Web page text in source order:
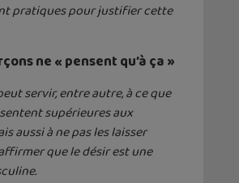
pratiques pour justifier cette
ne«pensent qu’à ça»
servir,entre autre, à ce que
supérieuresaux
aussi à ne pas les laisser
que le désir est une